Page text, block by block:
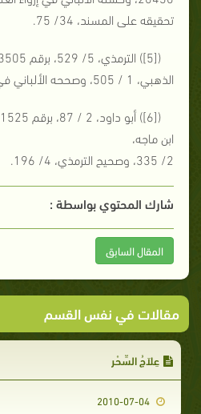
تحقيقه على المسند، 34/ 75.
الذهبي، 1 / 505، وصححه الألباني في صحيح الترمذي، 3/ 168.
ابن ماجه،
2/ 335، وصحيح الترمذي، 4/ 196.
شارك المحتوي بواسطة :
المقال السابق
مقالات في نفس القسم
عِلاَجُ السِّحْرِ